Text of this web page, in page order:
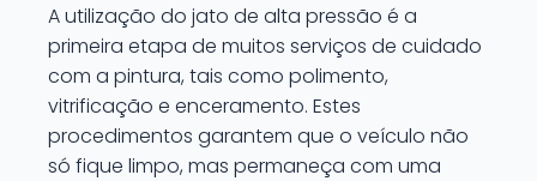
A utilização do jato de alta pressão é a
primeira etapa de muitos serviços de cuidado
com a pintura, tais como polimento,
vitrificação e enceramento. Estes
procedimentos garantem que o veículo não
só fique limpo, mas permaneça com uma